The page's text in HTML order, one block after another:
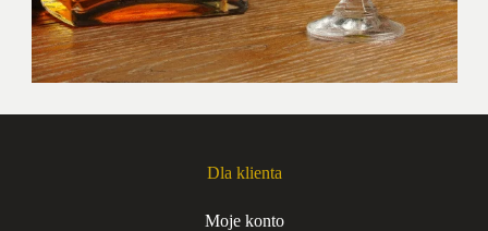
Dla klienta
Moje konto